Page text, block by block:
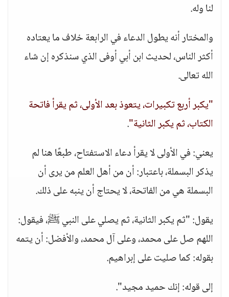
لنا وله.
والمختار أنه يطول الدعاء في الرابعة خلاف ما يعتاده
أكثر الناس، لحديث ابن أبي أوفى الذي سنذكره إن شاء
الله تعالى.
"يكبر أربع تكبيرات، يتعوذ بعد الأولى، ثم يقرأ فاتحة
الكتاب، ثم يكبر الثانية".
يعني: في الأولى لا يقرأ دعاء الاستفتاح، طبعًا هنا لم
يذكر البسملة، باعتبار: أن من أهل العلم من يرى أن
البسملة هي من الفاتحة، لا يحتاج أن ينبه على ذلك.
يقول: "ثم يكبر الثانية، ثم يصلي على النبي ﷺ، فيقول:
اللهم صل على محمد، وعلى آل محمد، والأفضل: أن يتمه
بقوله: كما صليت على إبراهيم.
إلى قوله: إنك حميد مجيد".